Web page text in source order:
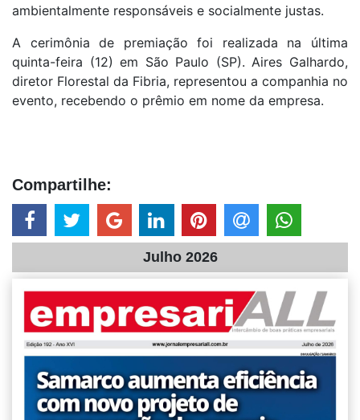
ambientalmente responsáveis e socialmente justas.
A cerimônia de premiação foi realizada na última
quinta-feira (12) em São Paulo (SP). Aires Galhardo,
diretor Florestal da Fibria, representou a companhia no
evento, recebendo o prêmio em nome da empresa.
Compartilhe:
Julho 2026